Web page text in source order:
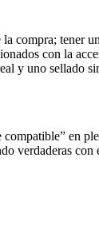
compra; tener
con la
y uno sellado
en
verdaderas